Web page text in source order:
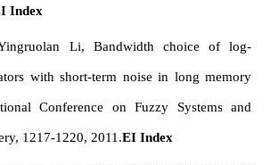
Index
Li, Bandwidth choice of log-
with short-term noise in long memory
Conference on Fuzzy Systems and
1217-1220, 2011.EI Index